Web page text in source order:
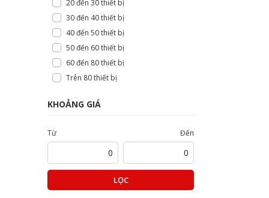
20 đến 30 thiết bị
30 đến 40 thiết bị
40 đến 50 thiết bị
50 đến 60 thiết bị
60 đến 80 thiết bị
Trên 80 thiết bị
KHOẢNG GIÁ
Từ Đến
LỌC